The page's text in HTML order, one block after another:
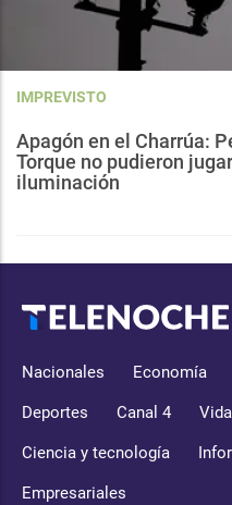
IMPREVISTO
Apagón en el Charrúa:
Torque no pudieron
iluminación
Nacionales Economía
Deportes Canal 4
Ciencia y tecnología
Empresariales